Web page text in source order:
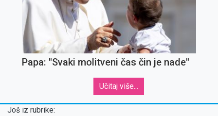
Papa: ''Svaki molitveni čas čin je nade''
Učitaj više...
Još iz rubrike: